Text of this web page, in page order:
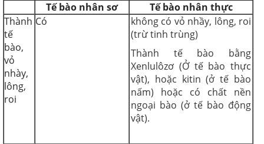
Tế bào nhân sơ
Tế bào nhân thực
Thành
tế
bào,
vỏ
nhày,
lông,
roi
Có
không có vỏ nhầy, lông, roi
(trừ tinh trùng)
Thành tế bào bằng
Xenlulôzơ (Ở tế bào thực
vật), hoặc kitin (ở tế bào
nấm) hoặc có chất nền
ngoại bào (ở tế bào động
vật).